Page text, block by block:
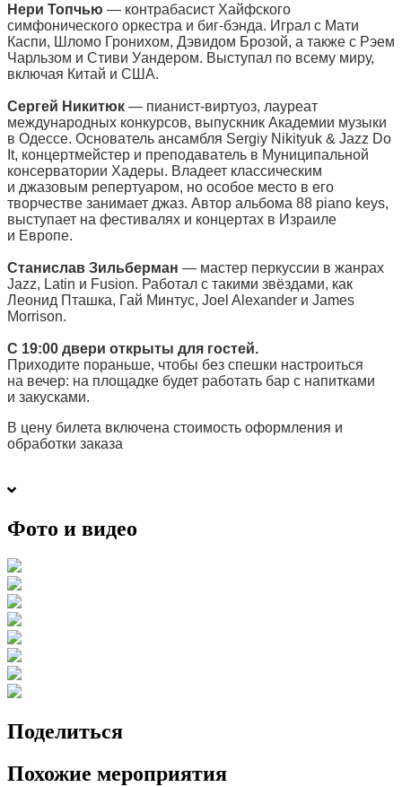
Нери Топчью — контрабасист Хайфского
симфонического оркестра и биг-бэнда. Играл с Мати
Каспи, Шломо Гронихом, Дэвидом Брозой, а также с Рэем
Чарльзом и Стиви Уандером. Выступал по всему миру,
включая Китай и США.
Сергей Никитюк — пианист-виртуоз, лауреат
международных конкурсов, выпускник Академии музыки
в Одессе. Основатель ансамбля Sergiy Nikityuk & Jazz Do
It, концертмейстер и преподаватель в Муниципальной
консерватории Хадеры. Владеет классическим
и джазовым репертуаром, но особое место в его
творчестве занимает джаз. Автор альбома 88 piano keys,
выступает на фестивалях и концертах в Израиле
и Европе.
Станислав Зильберман — мастер перкуссии в жанрах
Jazz, Latin и Fusion. Работал с такими звёздами, как
Леонид Пташка, Гай Минтус, Joel Alexander и James
Morrison.
С 19:00 двери открыты для гостей.
Приходите пораньше, чтобы без спешки настроиться
на вечер: на площадке будет работать бар с напитками
и закусками.
В цену билета включена стоимость оформления и
обработки заказа
Фото и видео
Поделиться
Похожие мероприятия